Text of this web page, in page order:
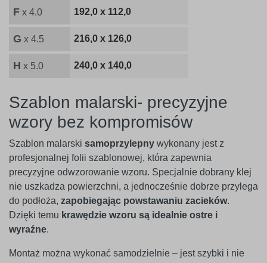
F x 4.0 192,0 x 112,0
G x 4.5 216,0 x 126,0
H x 5.0 240,0 x 140,0
Szablon malarski- precyzyjne
wzory bez kompromisów
Szablon malarski samoprzylepny wykonany jest z
profesjonalnej folii szablonowej, która zapewnia
precyzyjne odwzorowanie wzoru. Specjalnie dobrany klej
nie uszkadza powierzchni, a jednocześnie dobrze przylega
do podłoża, zapobiegając powstawaniu zacieków.
Dzięki temu krawędzie wzoru są idealnie ostre i
wyraźne.
Montaż można wykonać samodzielnie – jest szybki i nie